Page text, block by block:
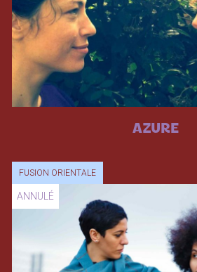
AZURE
FUSION ORIENTALE
ANNULÉ